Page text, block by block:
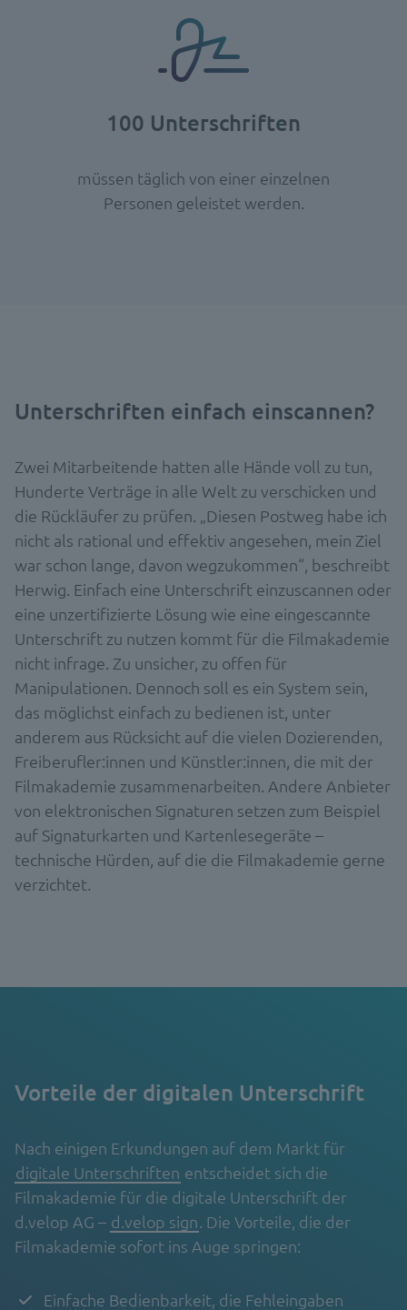
100 Unterschriften
müssen täglich von einer einzelnen
Personen geleistet werden.
Unterschriften einfach einscannen?
Zwei Mitarbeitende hatten alle Hände voll zu tun,
Hunderte Verträge in alle Welt zu verschicken und
die Rückläufer zu prüfen. „Diesen Postweg habe ich
nicht als rational und effektiv angesehen, mein Ziel
war schon lange, davon wegzukommen“, beschreibt
Herwig. Einfach eine Unterschrift einzuscannen oder
eine unzertifizierte Lösung wie eine eingescannte
Unterschrift zu nutzen kommt für die Filmakademie
nicht infrage. Zu unsicher, zu offen für
Manipulationen. Dennoch soll es ein System sein,
das möglichst einfach zu bedienen ist, unter
anderem aus Rücksicht auf die vielen Dozierenden,
Freiberufler:innen und Künstler:innen, die mit der
Filmakademie zusammenarbeiten. Andere Anbieter
von elektronischen Signaturen setzen zum Beispiel
auf Signaturkarten und Kartenlesegeräte –
technische Hürden, auf die die Filmakademie gerne
verzichtet.
Vorteile der digitalen Unterschrift
Nach einigen Erkundungen auf dem Markt für
digitale Unterschriften entscheidet sich die
Filmakademie für die digitale Unterschrift der
d.velop AG – d.velop sign. Die Vorteile, die der
Filmakademie sofort ins Auge springen:
Einfache Bedienbarkeit, die Fehleingaben